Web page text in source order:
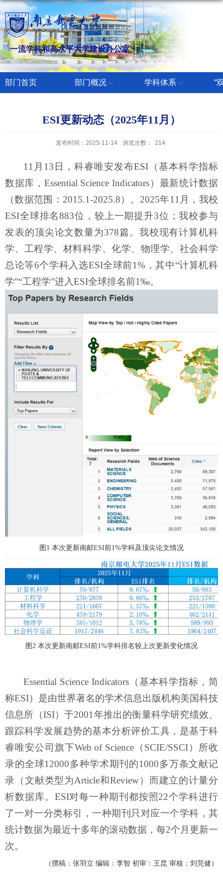
一流学科和高水平大学建设办公室
部门首页 部门概况 学科体系 “
ESI更新动态（2025年11月）
发布时间：2025-11-14 浏览次数： 214
11 月 13 日，科睿唯安发布ESI（基本科学指标
数据库，Essential Science Indicators）最新统计数据
（数据范围：2015.1-2025.8） 。 2025年11月
，我校
ESI全球排名883位，较上一期提升3位；我校参与
发表的顶尖论文数量为378篇。我校现有计算机科
学、工程学、材料科学、化学、物理学、 社会科学
总论等6个学科入选ESI全球前1% ，其中“计算机科
学”“工程学”进入ESI全球排名前1‰。
图 1 本次更新南邮ESI前1%学科及顶尖论文情况
图 2 本次更新南邮ESI前1%学科排名较上次更新变化情况
Essential Science Indicators（基本科学指标，简
称ESI）是由世界著名的学术信息出版机构美国科技
信息所（ISI）于2001年推出的衡量科学研究绩效、
跟踪科学发展趋势的基本分析评价工具，是基于科
睿唯安公司旗下Web of Science（SCIE/SSCI）所收
录的全球12000多种学术期刊的1000多万条文献记
录（文献类型为Article和Review）而建立的计量分
析数据库。ESI对每一种期刊都按照22个学科进行
了一对一分类标引，一种期刊只对应一个学科，其
统计数据为最近十多年的滚动数据，每2个月更新一
次。
（撰稿：张羽立 编辑：李智 初审：王昆 审核：刘芫健）